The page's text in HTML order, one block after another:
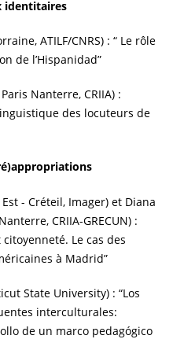
identitaires
ATILF/CNRS) : “ Le rôle
de l’Hispanidad”
Nanterre, CRIIA) :
des locuteurs de
- Créteil, Imager) et Diana
CRIIA-GRECUN) :
citoyenneté. Le cas des
à Madrid”
State University) : “Los
interculturales:
de un marco pedagógico